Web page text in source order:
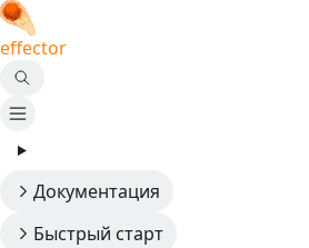
effector
Документация
Быстрый старт